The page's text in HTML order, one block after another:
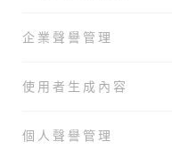
企業聲譽管理
使用者生成內容
個人聲譽管理